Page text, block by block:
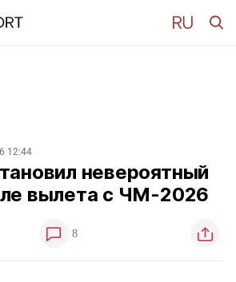
12:44
невероятный
вылета с ЧМ-2026
8